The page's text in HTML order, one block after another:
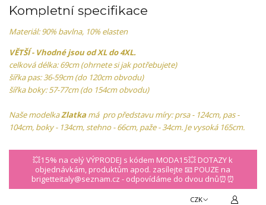
Kompletní specifikace
Materiál: 90% bavlna, 10% elasten
VĚTŠÍ - Vhodné jsou od XL do 4XL.
celková délka: 69cm (ohrnete si jak potřebujete)
šířka pas: 36-59cm (do 120cm obvodu)
šířka boky: 57-77cm (do 154cm obvodu)
Naše modelkaZlatkamá pro představu míry: prsa - 124cm, pas -
104cm, boky - 134cm, stehno - 66cm, paže - 34cm. Je vysoká 165cm.
💥15% na celý VÝPRODEJ s kódem MODA15💥 DOTAZY k
objednávkám, produktům apod. zasílejte 📧 POUZE na
brigetteitaly@seznam.cz - odpovídáme do dvou dnů⏰⏰
CZK